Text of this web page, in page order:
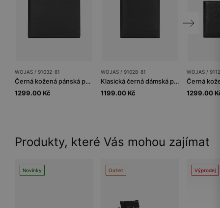
WOJAS / 91032-81
Černá kožená pánská peněženka na šířku
1299.00 Kč
WOJAS / 91028-81
Klasická černá dámská peněženka z hladké kůže
1199.00 Kč
WOJAS /
1299.00
Produkty, které Vás mohou zajímat
Novinky Outlet Výprodej